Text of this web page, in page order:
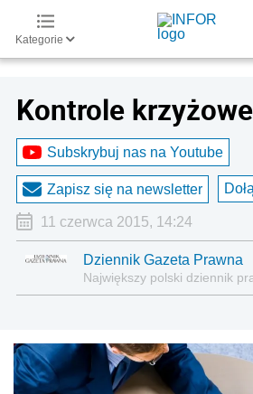
Kategorie
Kontrole
Subskrybuj nas na Youtube
Zapisz się na newsletter
11 czerwca 2015, 14:24
Dziennik Gazeta Prawna
Największy polski dziennik